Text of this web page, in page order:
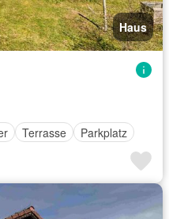
Haus
Terrasse Parkplatz